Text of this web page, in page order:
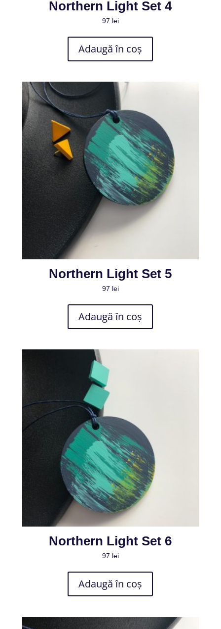
Northern Light Set 4
97 lei
Adaugă în coș
Northern Light Set 5
97 lei
Adaugă în coș
Northern Light Set 6
97 lei
Adaugă în coș